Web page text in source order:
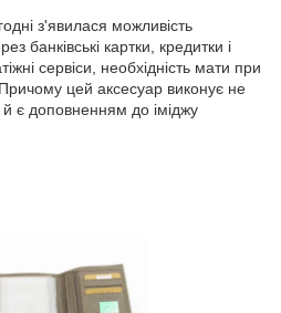
з'явилася можливість
банківські картки, кредитки і
сервіси, необхідність мати при
цей аксесуар виконує не
й є доповненням до іміджу